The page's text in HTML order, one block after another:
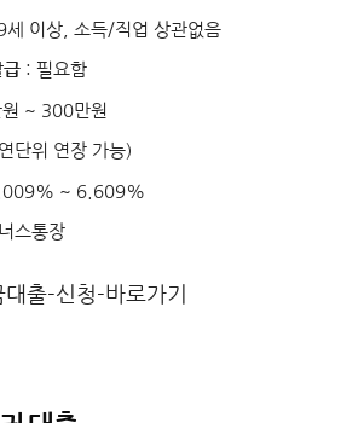
세 이상, 소득/직업 상관없음
급: 필요함
~ 300만원
단위 연장 가능)
~ 6.609%
스통장